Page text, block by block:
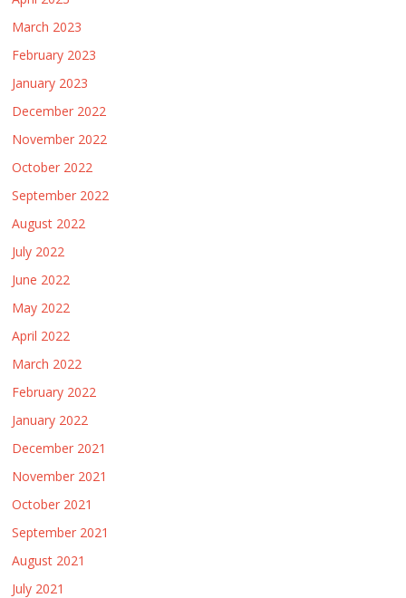
March 2023
February 2023
January 2023
December 2022
November 2022
October 2022
September 2022
August 2022
July 2022
June 2022
May 2022
April 2022
March 2022
February 2022
January 2022
December 2021
November 2021
October 2021
September 2021
August 2021
July 2021